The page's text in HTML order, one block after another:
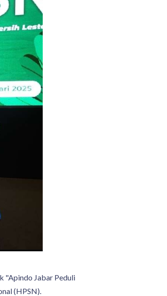
"Apindo Jabar Peduli
(HPSN).